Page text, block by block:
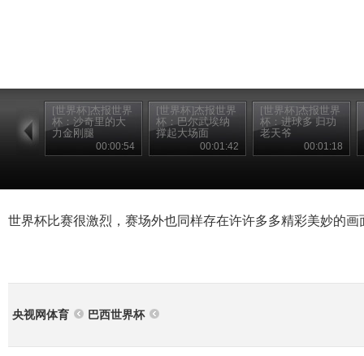
[世界杯]杰报世界
杯：沙奇里的大
力金刚腿
00:00:54
[世界杯]杰报世界
杯：巴尔武埃纳
撑起大场面
00:01:42
[世界杯]杰报世界
杯：进球多 归功
老天爷
00:01:18
世界杯比赛很激烈，赛场外也同样存在许许多多精彩美妙的画
央视网体育 巴西世界杯